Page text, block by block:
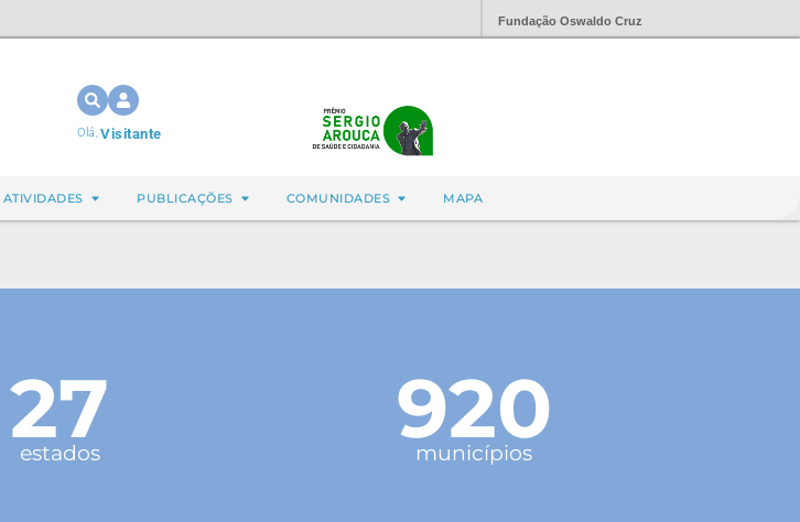
Fundação Oswaldo Cruz
Olá,Visitante
ATIVIDADES PUBLICAÇÕES COMUNIDADES MAPA
27
estados 920
municípios